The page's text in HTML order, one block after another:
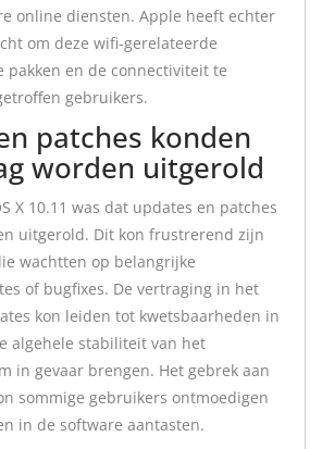
online diensten. Apple heeft echter
om deze wifi-gerelateerde
pakken en de connectiviteit te
gebruikers.
patches konden
worden uitgerold
X 10.11 was dat updates en patches
uitgerold. Dit kon frustrerend zijn
wachtten op belangrijke
of bugfixes. De vertraging in het
kon leiden tot kwetsbaarheden in
algehele stabiliteit van het
in gevaar brengen. Het gebrek aan
sommige gebruikers ontmoedigen
in de software aantasten.